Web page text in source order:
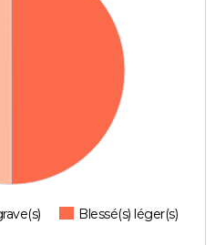
Blessé(s) léger(s)